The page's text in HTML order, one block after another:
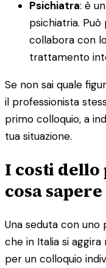
Psichiatra: è
psichiatria.
collabora con
trattamento
Se non sai quale
il professionista
primo colloquio, a
tua situazione.
I costi dello
cosa sapere
Una seduta con uno
che in Italia si
per un colloquio